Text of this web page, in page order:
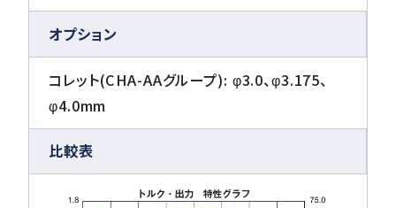
オプション
コレット(CHA-AAグループ): φ3.0、φ3.175、
φ4.0mm
比較表